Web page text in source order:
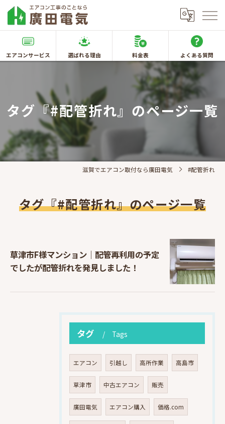
エアコンサービス 選ばれる理由 料金表 よくある質問
タグ『#配管折れ』のページ一覧
滋賀でエアコン取付なら廣田電気 #配管折れ
タグ『#配管折れ』のページ一覧
草津市F様マンション｜配管再利用の予定
でしたが配管折れを発見しました！
タグ Tags
エアコン 引越し 高所作業 高島市
草津市 中古エアコン 販売
廣田電気 エアコン購入 価格.com